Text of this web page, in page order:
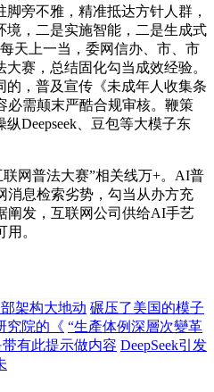
旁不雅，精准抵达方针人群，
境，二是实施智能，二是生成式
天上一当，委网信办、市、市
赛，总结固化勾当成效经验。
，普及宣传《未成年人收集条
必需颠末严酷合规审核。鞭策
Deepseek、豆包等大模子东
网普法大赛”相关线万+。AI普
消息检索劣势，勾当从办方充
阐发，互联网公司供给AI手艺
。
架构大地动 碾压了美国的模子
究院的《 “生產体例深層次變革
有此提示做内容 DeepSeek引发